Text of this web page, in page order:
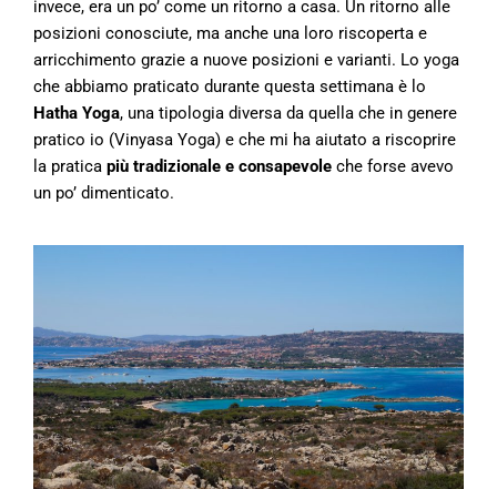
invece, era un po’ come un ritorno a casa. Un ritorno alle
posizioni conosciute, ma anche una loro riscoperta e
arricchimento grazie a nuove posizioni e varianti. Lo yoga
che abbiamo praticato durante questa settimana è lo
Hatha Yoga, una tipologia diversa da quella che in genere
pratico io (Vinyasa Yoga) e che mi ha aiutato a riscoprire
la pratica più tradizionale e consapevole che forse avevo
un po’ dimenticato.